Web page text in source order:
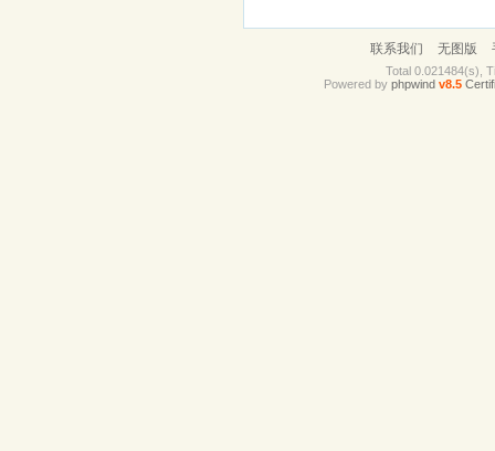
联系我们 无图版
Total 0.021484(s),
Powered by phpwind v8.5